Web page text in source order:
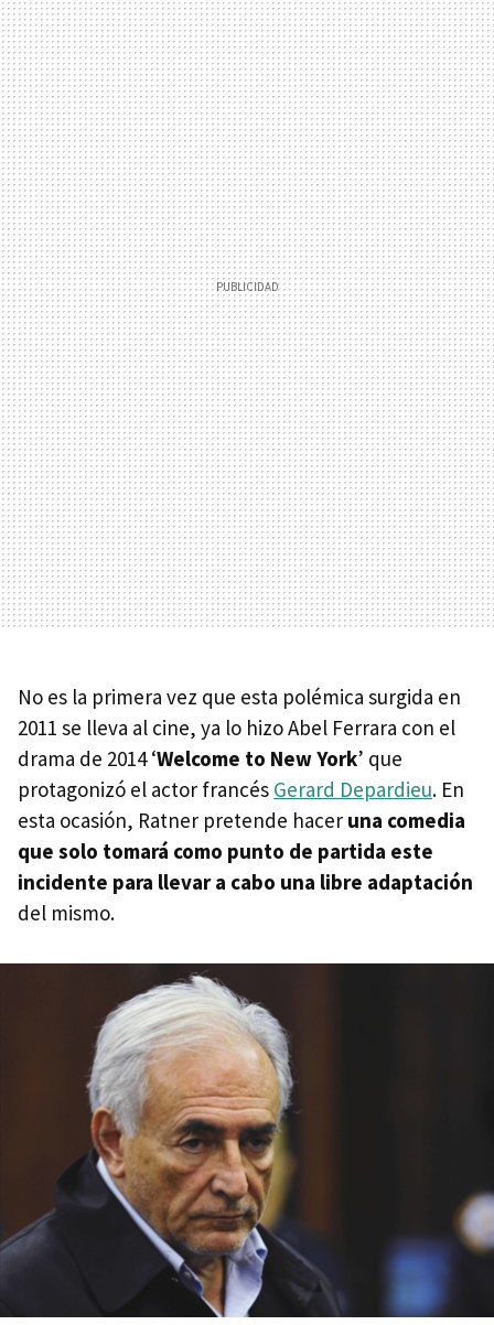
No es la primera vez que esta polémica surgida en
2011 se lleva al cine, ya lo hizo Abel Ferrara con el
drama de 2014 ‘Welcome to New York’ que
protagonizó el actor francés Gerard Depardieu. En
esta ocasión, Ratner pretende hacer una comedia
que solo tomará como punto de partida este
incidente para llevar a cabo una libre adaptación
del mismo.